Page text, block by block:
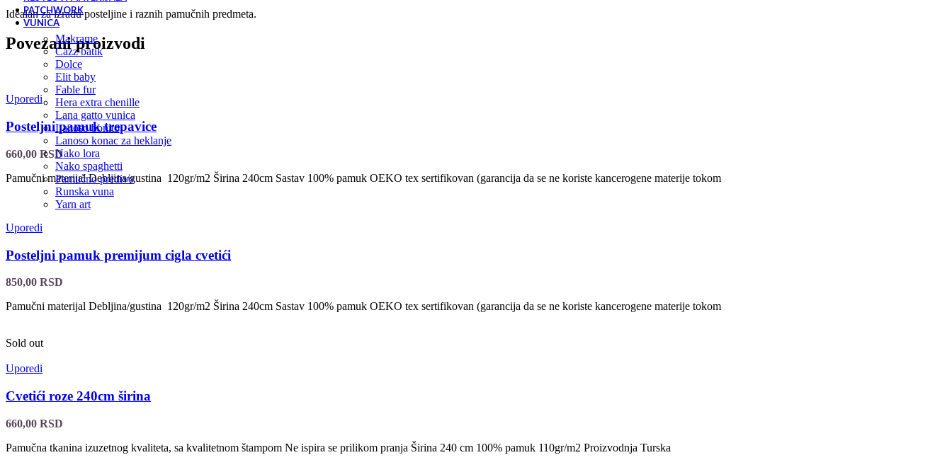
PATCHWORK
VUNICA
makrame
cazz batik
dolce
elit baby
fable fur
hera extra chenille
lana gatto vunica
lanoso bonito
lanoso konac za heklanje
nako lora
nako spaghetti
pamučno predivo
runska vuna
yarn art
Idealan za izradu posteljine i raznih pamučnih predmeta.
Povezani proizvodi
Uporedi
Posteljni pamuk trepavice
660,00 RSD
Pamučni materijal Debljina/gustina 120gr/m2 Širina 240cm Sastav 100% pamuk OEKO tex sertifikovan (garancija da se ne koriste kancerogene materije tokom
Uporedi
Posteljni pamuk premijum cigla cvetići
850,00 RSD
Pamučni materijal Debljina/gustina 120gr/m2 Širina 240cm Sastav 100% pamuk OEKO tex sertifikovan (garancija da se ne koriste kancerogene materije tokom
Sold out
Uporedi
Cvetići roze 240cm širina
660,00 RSD
Pamučna tkanina izuzetnog kvaliteta, sa kvalitetnom štampom Ne ispira se prilikom pranja Širina 240 cm 100% pamuk 110gr/m2 Proizvodnja Turska